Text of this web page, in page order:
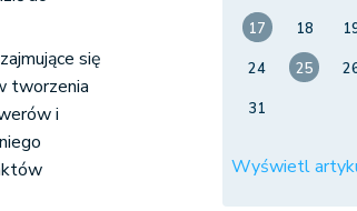
się
tworzenia
i
17
18
24
25
31
Wyświetl